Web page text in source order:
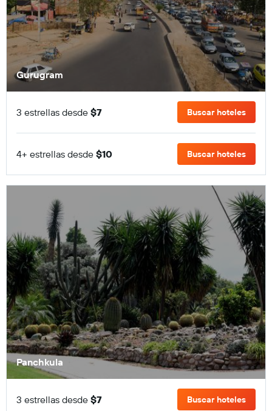
Gurugram
3 estrellas desde $7 Buscar hoteles
4+ estrellas desde $10 Buscar hoteles
Panchkula
3 estrellas desde $7 Buscar hoteles